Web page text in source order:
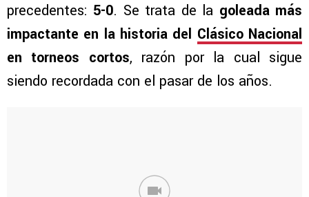
precedentes: 5-0. Se trata de la goleada más
impactante en la historia del Clásico Nacional
en torneos cortos, razón por la cual sigue
siendo recordada con el pasar de los años.